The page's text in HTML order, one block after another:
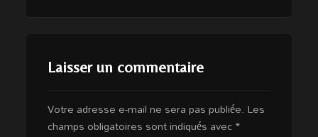
Laisser un commentaire
Votre adresse e-mail ne sera pas publiée. Les
champs obligatoires sont indiqués avec *